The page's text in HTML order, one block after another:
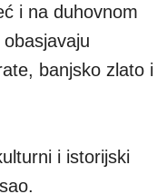
i na duhovnom
banjsko zlato i
i istorijski